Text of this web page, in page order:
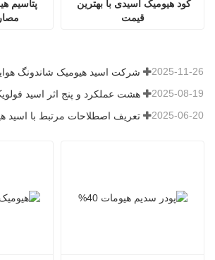
قیمت
2025-11-26
2025-08-19
تعریف اصطلاحات مرتبط با اسید 2025-06-20